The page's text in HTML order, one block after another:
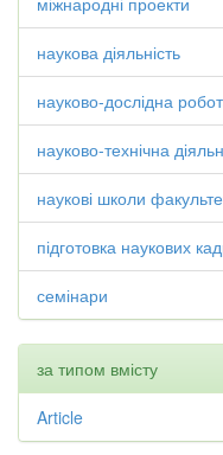
наукова діяльність
науково-дослідна
науково-технічна
наукові школи
підготовка наукових
семінари
за типом вмісту
Article